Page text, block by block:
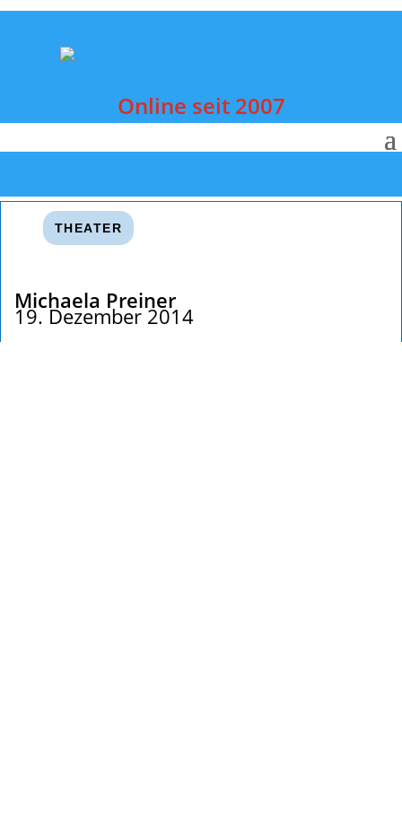
Online seit 2007
THEATER
Michaela Preiner
19. Dezember 2014